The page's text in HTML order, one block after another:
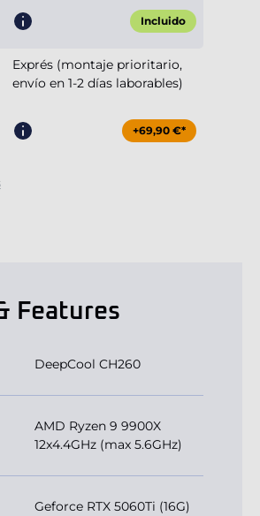
Incluido
Exprés (montaje prioritario,
envío en 1-2 días laborables)
+69,90 €*
Features
DeepCool CH260
AMD Ryzen 9 9900X
12x4.4GHz (max 5.6GHz)
Geforce RTX 5060Ti (16G)